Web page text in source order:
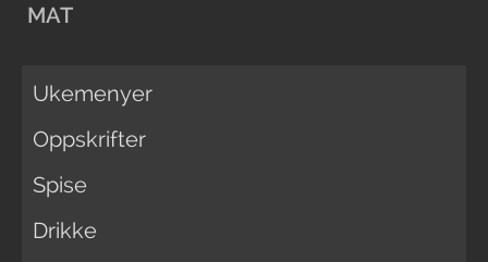
MAT
Ukemenyer
Oppskrifter
Spise
Drikke